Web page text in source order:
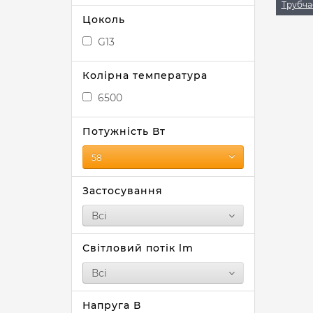
Цоколь
G13
Колірна температура
6500
Потужність Вт
58
Застосування
Всі
Світловий потік lm
Всі
Напруга В